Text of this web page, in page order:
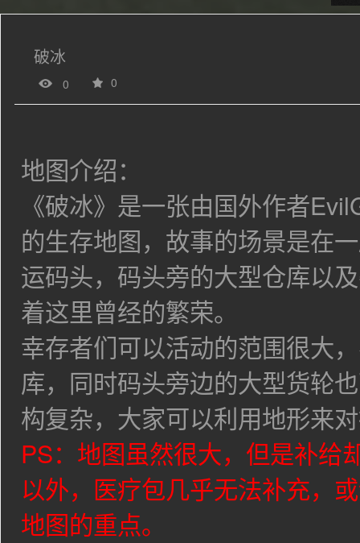
破冰
0 0
地图介绍：
《破冰》是一张由国外作者
的生存地图，故事的场景是在
运码头，码头旁的大型仓库以
着这里曾经的繁荣。
幸存者们可以活动的范围很大
库，同时码头旁边的大型货轮
构复杂，大家可以利用地形来
PS：地图虽然很大，但是补给
以外，医疗包几乎无法补充，
地图的重点。